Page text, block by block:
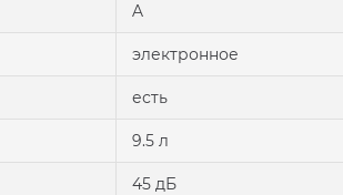
A
электронное
есть
9.5 л
45 дБ